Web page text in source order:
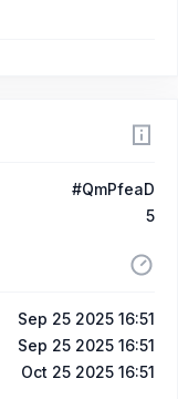
#QmPfeaD
5
Sep 25 2025 16:51
Sep 25 2025 16:51
Oct 25 2025 16:51